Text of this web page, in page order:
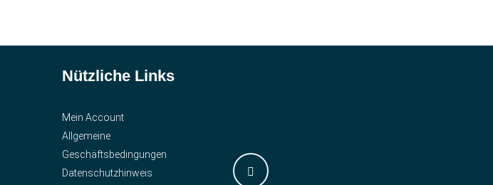
Nützliche Links
Mein Account
Allgemeine
Geschäftsbedingungen
Datenschutzhinweis